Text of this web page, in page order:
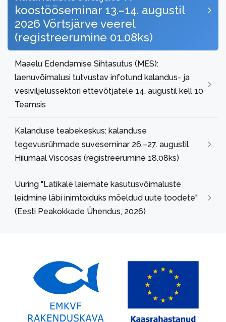
koostööseminar 13.–14. augustil
2026 Võrtsjärve veerel
(registreerumine 01.08ks)
Maaelu Edendamise Sihtasutus (MES):
laenuvõimalusi tutvustav infotund kalandus- ja
vesiviljelussektori ettevõtjatele 14. augustil kell 10
Teamsis
Kalanduse teabekeskus: kalanduse
tegevusrühmade suveseminar 26.–27. augustil
Hiiumaal Viscosas (registreerumine 18.08ks)
Uuring "Latikale laiemate kasutusvõimaluste
leidmine läbi inimtoiduks mõeldud uute toodete"
(Eesti Peakokkade Ühendus, 2026)